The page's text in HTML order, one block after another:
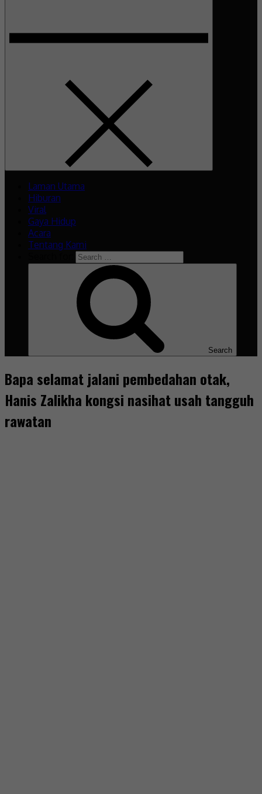
Laman Utama
Hiburan
Viral
Gaya Hidup
Acara
Tentang Kami
Search
Bapa selamat jalani pembedahan otak,
Hanis Zalikha kongsi nasihat usah tangguh
rawatan